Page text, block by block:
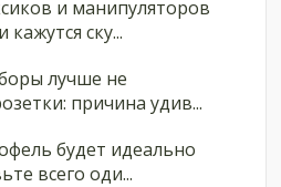
и манипуляторов
ску...
лучше не
причина удив...
будет идеально
всего оди...